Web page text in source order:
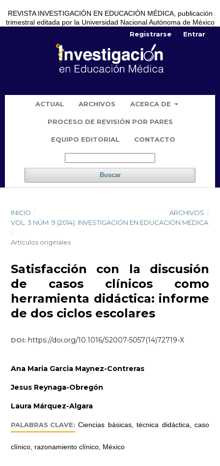
REVISTA INVESTIGACIÓN EN EDUCACIÓN MÉDICA, publicación
trimestral editada por la Universidad Nacional Autónoma de México
ACTUAL ARCHIVOS ACERCA DE
PROCESO DE REVISIÓN POR PARES
EQUIPO EDITORIAL CONTACTO
Buscar
Registrarse Entrar
INICIO / ARCHIVOS /
VOL. 3 NÚM. 9 (2014): INVESTIGACIÓN EN EDUCACIÓN MÉDICA
/
Artículos originales
Satisfacción con la discusión
de casos clínicos como
herramienta didáctica: informe
de dos ciclos escolares
DOI: https://doi.org/10.1016/S2007-5057(14)72719-X
Ana Maria Garcia Maynez-Contreras
Jesus Reynaga-Obregón
Laura Márquez-Algara
PALABRAS CLAVE: Ciencias básicas, técnica didáctica, caso
clínico, razonamiento clínico, México